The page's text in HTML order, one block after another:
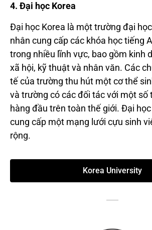
4. Đại học Korea
Đại học Korea là một trường đại
nhân cung cấp các khóa học tiếng
trong nhiều lĩnh vực, bao gồm kinh
xã hội, kỹ thuật và nhân văn. Các
tế của trường thu hút một cơ thể
và trường có các đối tác với một số
hàng đầu trên toàn thế giới. Đại
cung cấp một mạng lưới cựu sinh
rộng.
Korea University